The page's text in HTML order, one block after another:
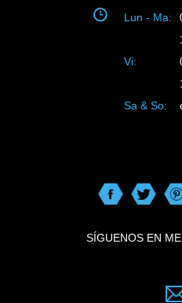
Lun - Ma:
Vi:
Sa & So:
SÍGUENOS EN